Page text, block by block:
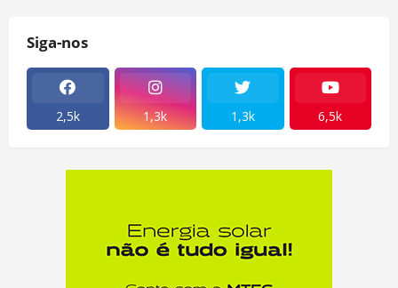
Siga-nos
2,5k 1,3k 1,3k 6,5k